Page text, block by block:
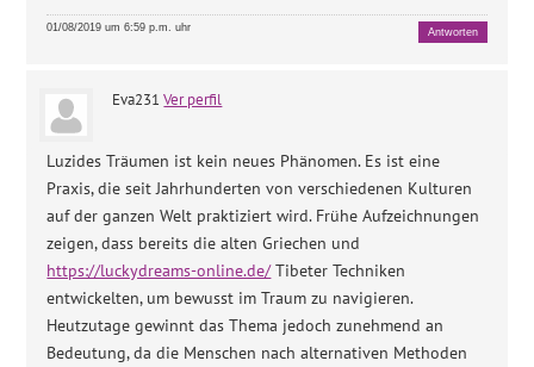
01/08/2019 um 6:59 p.m. uhr Antworten
Eva231Ver perfil
Luzides Träumen ist kein neues Phänomen. Es ist eine
Praxis, die seit Jahrhunderten von verschiedenen Kulturen
auf der ganzen Welt praktiziert wird. Frühe Aufzeichnungen
zeigen, dass bereits die alten Griechen und
https://luckydreams-online.de/Tibeter Techniken
entwickelten, um bewusst im Traum zu navigieren.
Heutzutage gewinnt das Thema jedoch zunehmend an
Bedeutung, da die Menschen nach alternativen Methoden